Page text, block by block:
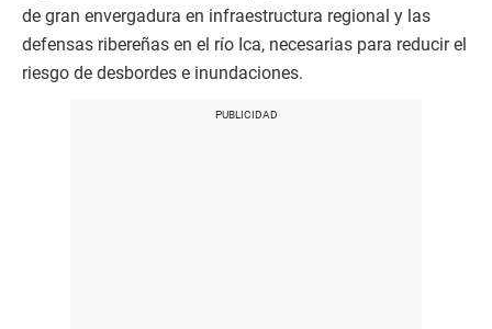
de gran envergadura en infraestructura regional y las
defensas ribereñas en el río Ica, necesarias para reducir el
riesgo de desbordes e inundaciones.